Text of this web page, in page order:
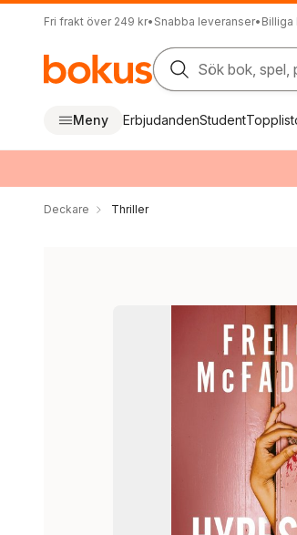
Fri frakt över 249 kr• Snabba leveranser•
Sök bok, spel,
Meny ErbjudandenStudent
Deckare Thriller